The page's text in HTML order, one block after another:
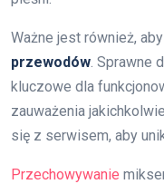
Ważne jest również,
przewodów. Sprawne
kluczowe dla
zauważenia
się z serwisem, aby
Przechowywanie